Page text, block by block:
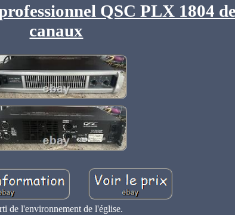
QSC PLX 1804
canaux
de l'environnement de l'église.